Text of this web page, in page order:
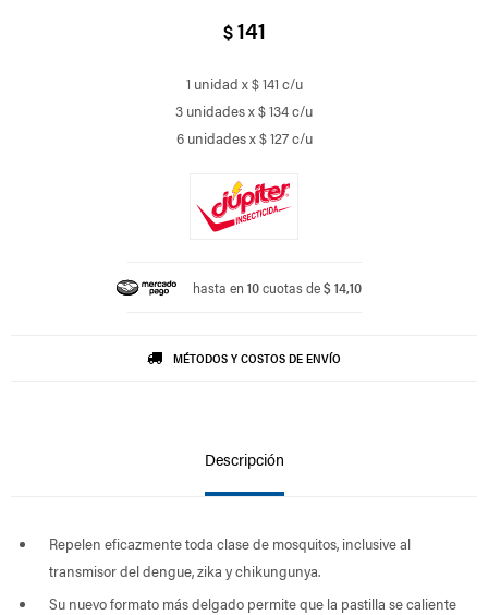
$141
1 unidad x $ 141 c/u
3 unidades x $ 134 c/u
6 unidades x $ 127 c/u
hasta en 10cuotas de$ 14,10
MÉTODOS Y COSTOS DE ENVÍO
Descripción
Repelen eficazmente toda clase de mosquitos, inclusive al
transmisor del dengue, zika y chikungunya.
Su nuevo formato más delgado permite que la pastilla se caliente